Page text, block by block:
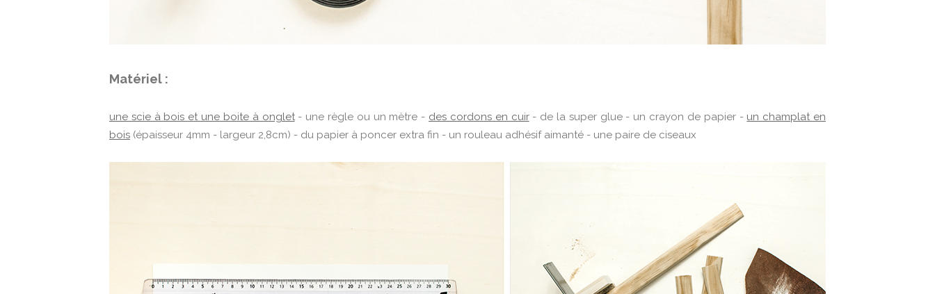
Matériel :
une scie à bois et une boite à onglet- une règle ou un mètre - des cordons en cuir- de la super glue - un crayon de papier - un champlat en
bois (épaisseur 4mm - largeur 2,8cm) - du papier à poncer extra fin - un rouleau adhésif aimanté - une paire de ciseaux